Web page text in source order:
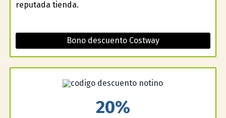
reputada tienda.
Bono descuento Costway
20%